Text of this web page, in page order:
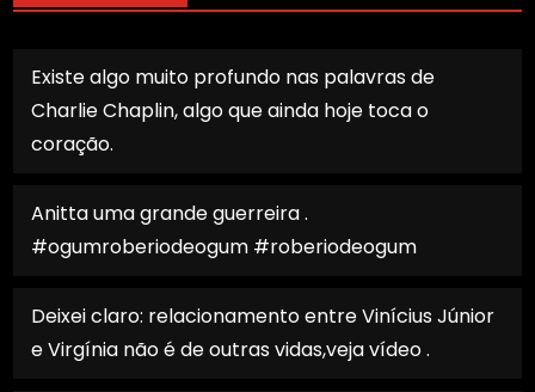
Existe algo muito profundo nas palavras de
Charlie Chaplin, algo que ainda hoje toca o
coração.
Anitta uma grande guerreira .
#ogumroberiodeogum #roberiodeogum
Deixei claro: relacionamento entre Vinícius Júnior
e Virgínia não é de outras vidas,veja vídeo .